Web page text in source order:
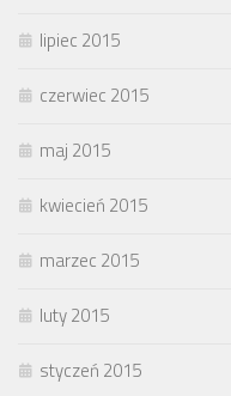
lipiec 2015
czerwiec 2015
maj 2015
kwiecień 2015
marzec 2015
luty 2015
styczeń 2015